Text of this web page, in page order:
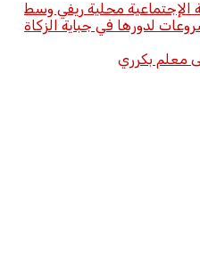
الإجتماعية محلية ريفي وسط
لدورها في جباية الزكاة
معلم بكرري